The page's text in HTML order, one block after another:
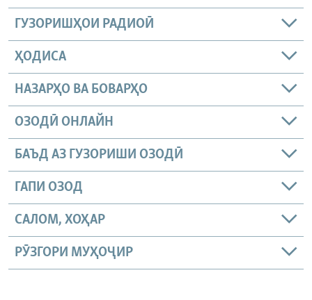
ГУЗОРИШҲОИ РАДИОӢ
ҲОДИСА
НАЗАРҲО ВА БОВАРҲО
ОЗОДӢ ОНЛАЙН
БАЪД АЗ ГУЗОРИШИ ОЗОДӢ
ГАПИ ОЗОД
САЛОМ, ХОҲАР
РӮЗГОРИ МУҲОҶИР